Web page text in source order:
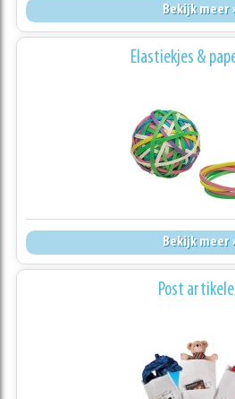
Bekijk meer
Elastiekjes &
Bekijk meer
Post